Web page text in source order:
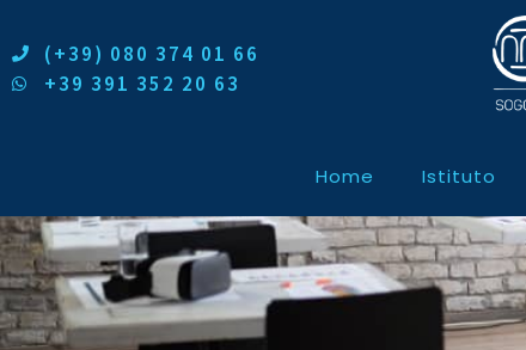
(+39) 080 374 01 66
+39 391 352 20 63
Home Istituto